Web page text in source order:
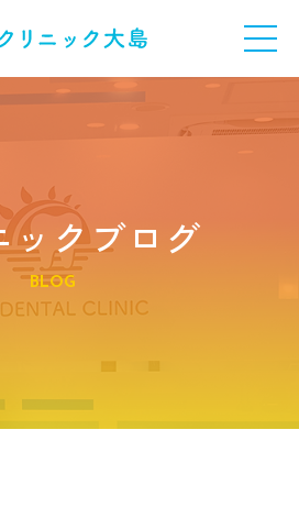
ックブログ
BLOG